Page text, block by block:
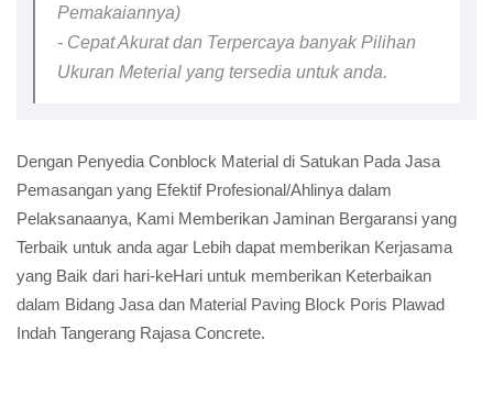
Pemakaiannya)
- Cepat Akurat dan Terpercaya banyak Pilihan
Ukuran Meterial yang tersedia untuk anda.
Dengan Penyedia Conblock Material di Satukan Pada Jasa
Pemasangan yang Efektif Profesional/Ahlinya dalam
Pelaksanaanya, Kami Memberikan Jaminan Bergaransi yang
Terbaik untuk anda agar Lebih dapat memberikan Kerjasama
yang Baik dari hari-keHari untuk memberikan Keterbaikan
dalam Bidang Jasa dan Material Paving Block Poris Plawad
Indah Tangerang Rajasa Concrete.